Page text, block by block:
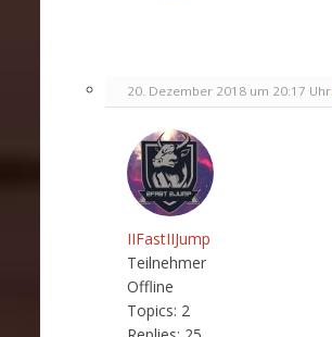
20. Dezember 2018 um 20:17 Uhr
IIFastIIJump
Teilnehmer
Offline
Topics: 2